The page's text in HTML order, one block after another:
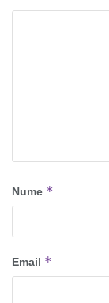
Nume *
Email *